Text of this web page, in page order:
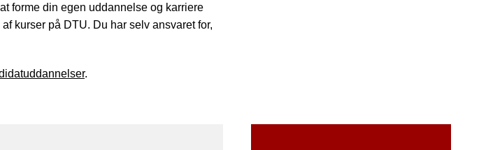
forme din egen uddannelse og karriere
kurser på DTU. Du har selv ansvaret for,
.